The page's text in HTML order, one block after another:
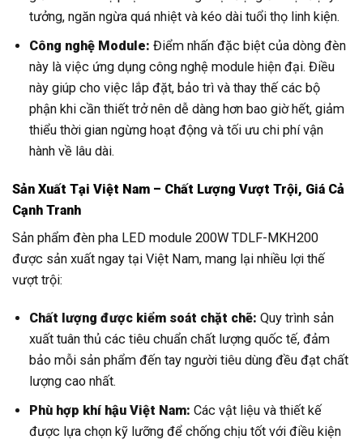
tưởng, ngăn ngừa quá nhiệt và kéo dài tuổi thọ linh kiện.
Công nghệ Module: Điểm nhấn đặc biệt của dòng đèn
này là việc ứng dụng công nghệ module hiện đại. Điều
này giúp cho việc lắp đặt, bảo trì và thay thế các bộ
phận khi cần thiết trở nên dễ dàng hơn bao giờ hết, giảm
thiểu thời gian ngừng hoạt động và tối ưu chi phí vận
hành về lâu dài.
Sản Xuất Tại Việt Nam – Chất Lượng Vượt Trội, Giá Cả
Cạnh Tranh
Sản phẩm đèn pha LED module 200W TDLF-MKH200
được sản xuất ngay tại Việt Nam, mang lại nhiều lợi thế
vượt trội:
Chất lượng được kiểm soát chặt chẽ: Quy trình sản
xuất tuân thủ các tiêu chuẩn chất lượng quốc tế, đảm
bảo mỗi sản phẩm đến tay người tiêu dùng đều đạt chất
lượng cao nhất.
Phù hợp khí hậu Việt Nam: Các vật liệu và thiết kế
được lựa chọn kỹ lưỡng để chống chịu tốt với điều kiện